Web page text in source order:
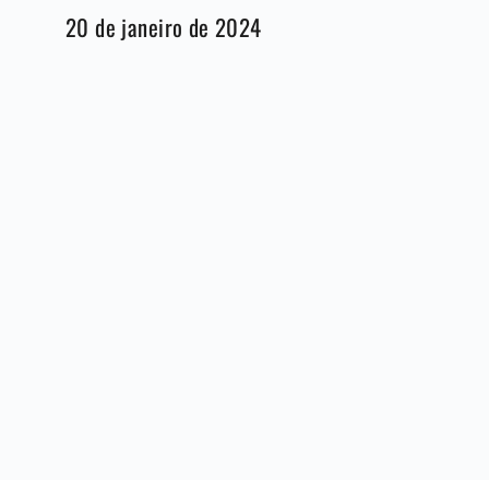
20 de janeiro de 2024